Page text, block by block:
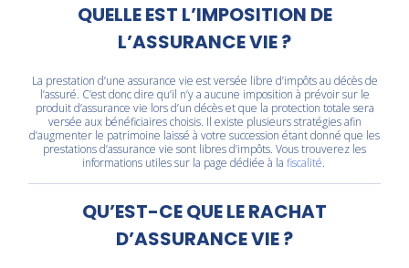
QUELLE EST L’IMPOSITION DE
L’ASSURANCE VIE ?
La prestation d’une assurance vie est versée libre d’impôts au décès de
l’assuré. C’est donc dire qu’il n’y a aucune imposition à prévoir sur le
produit d’assurance vie lors d’un décès et que la protection totale sera
versée aux bénéficiaires choisis. Il existe plusieurs stratégies afin
d’augmenter le patrimoine laissé à votre succession étant donné que les
prestations d’assurance vie sont libres d’impôts. Vous trouverez les
informations utiles sur la page dédiée à la fiscalité.
QU’EST-CE QUE LE RACHAT
D’ASSURANCE VIE ?